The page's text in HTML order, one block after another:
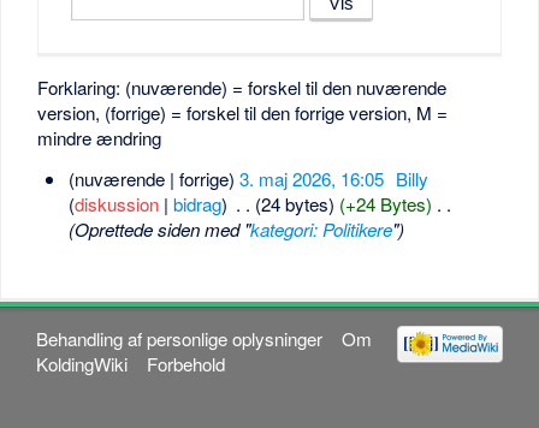
Forklaring: (nuværende) = forskel til den nuværende
version, (forrige) = forskel til den forrige version, M =
mindre ændring
(nuværende | forrige) 3. maj 2026, 16:05‎ Billy
(diskussion| bidrag) . . (24 bytes) (+24 Bytes) . .
(Oprettede siden med "kategori: Politikere")
Behandling af personlige oplysninger
Om
KoldingWiki
Forbehold